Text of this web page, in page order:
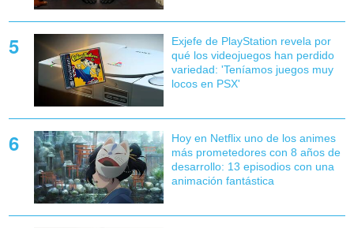
Exjefe de PlayStation revela por
qué los videojuegos han perdido
variedad: 'Teníamos juegos muy
locos en PSX'
Hoy en Netflix uno de los animes
más prometedores con 8 años de
desarrollo: 13 episodios con una
animación fantástica